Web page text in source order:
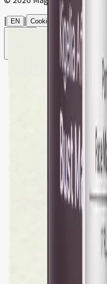
|
EN | Cookie 設定